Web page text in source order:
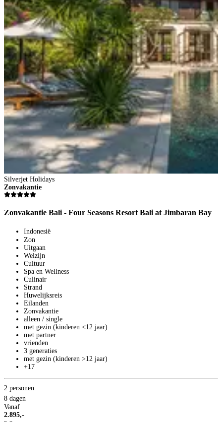
Silverjet Holidays
Zonvakantie
Zonvakantie Bali - Four Seasons Resort Bali at Jimbaran Bay
Indonesië
Zon
Uitgaan
Welzijn
Cultuur
Spa en Wellness
Culinair
Strand
Huwelijksreis
Eilanden
Zonvakantie
alleen / single
met gezin (kinderen <12 jaar)
met partner
vrienden
3 generaties
met gezin (kinderen >12 jaar)
+17
2 personen
8 dagen
Vanaf
2.895,-